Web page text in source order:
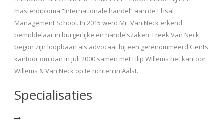
masterdiploma “Internationale handel” aan de Ehsal
Management School. In 2015 werd Mr. Van Neck erkend
bemiddelaar in burgerlijke en handelszaken. Freek Van Neck
begon zijn loopbaan als advocaat bij een gerenommeerd Gents
kantoor om dan in juli 2000 samen met Filip Willems het kantoor
Willems & Van Neck op te richten in Aalst.
Specialisaties